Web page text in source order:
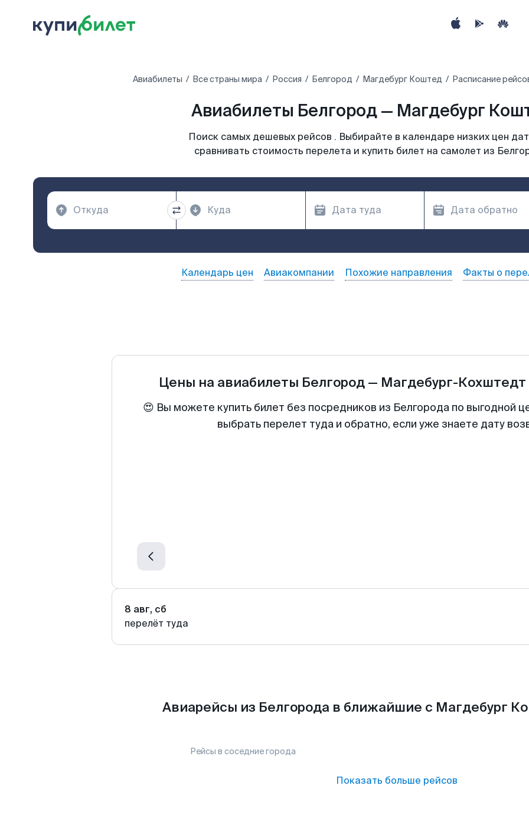
Авиабилеты Все страны мира Россия Белгород Магдебург Коштед Расписание
Авиабилеты Белгород — Магдебург
Поиск самых дешевых рейсов . Выбирайте в календаре низких цен
сравнивать стоимость перелета и купить билет на самолет из
Календарь цен Авиакомпании Похожие направления Факты о
Цены на авиабилеты Белгород — Магдебург-Кохштедт
😍 Вы можете купить билет без посредников из Белгорода по выгодной
выбрать перелет туда и обратно, если уже знаете дату
8 авг, сб
перелёт туда
Авиарейсы из Белгорода в ближайшие с Магдебург
Рейсы в соседние города
Показать больше рейсов